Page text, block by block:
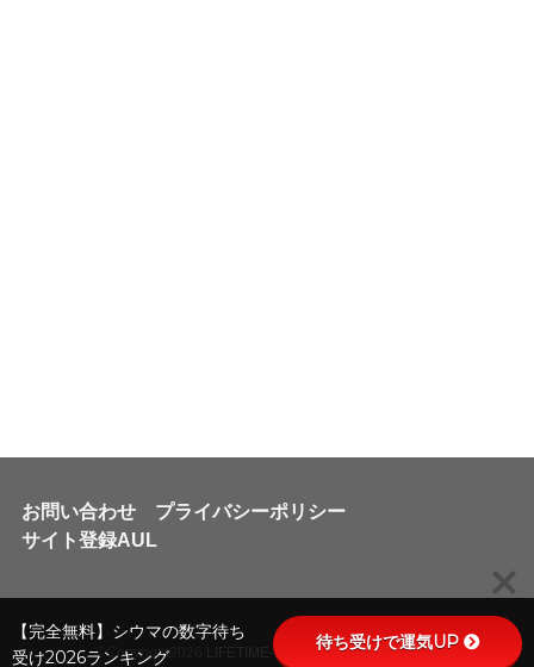
お問い合わせ
プライバシーポリシー
サイト登録AUL
©Copyright2026 LIFETIME-FUN .All Rights Reserved.
【完全無料】シウマの数字待ち
受け2026ランキング
待ち受けで運気UP